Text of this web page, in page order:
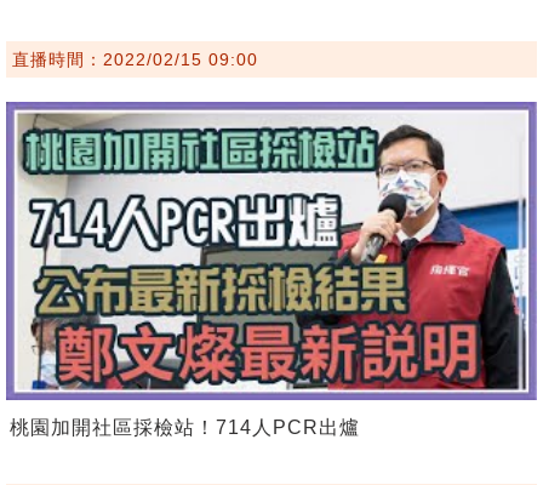
直播時間：2022/02/15 09:00
桃園加開社區採檢站！714人PCR出爐